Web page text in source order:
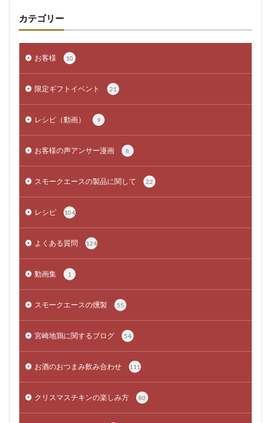
カテゴリー
お客様 10
限定ギフトイベント 21
レシピ（動画） 9
お客様の声アンサー漫画 8
スモークエースの製品に関して 22
レシピ 104
よくある質問 124
動画集 1
スモークエースの燻製 55
宮崎地鶏に関するブログ 54
お酒のおつまみ飲み合わせ 111
クリスマスチキンの楽しみ方 80